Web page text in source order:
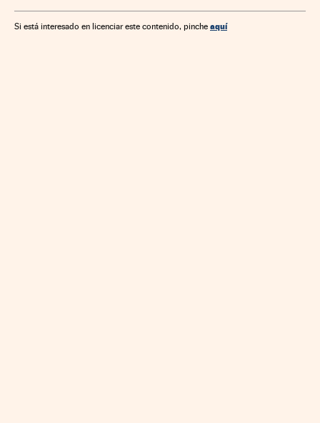
Si está interesado en licenciar este contenido, pinche aquí